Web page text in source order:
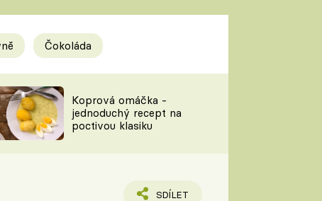
Prima LAJK
Sledujte nás
Čokoláda
Koprová omáčka -
jednoduchý recept na
poctivou klasiku
SDÍLET